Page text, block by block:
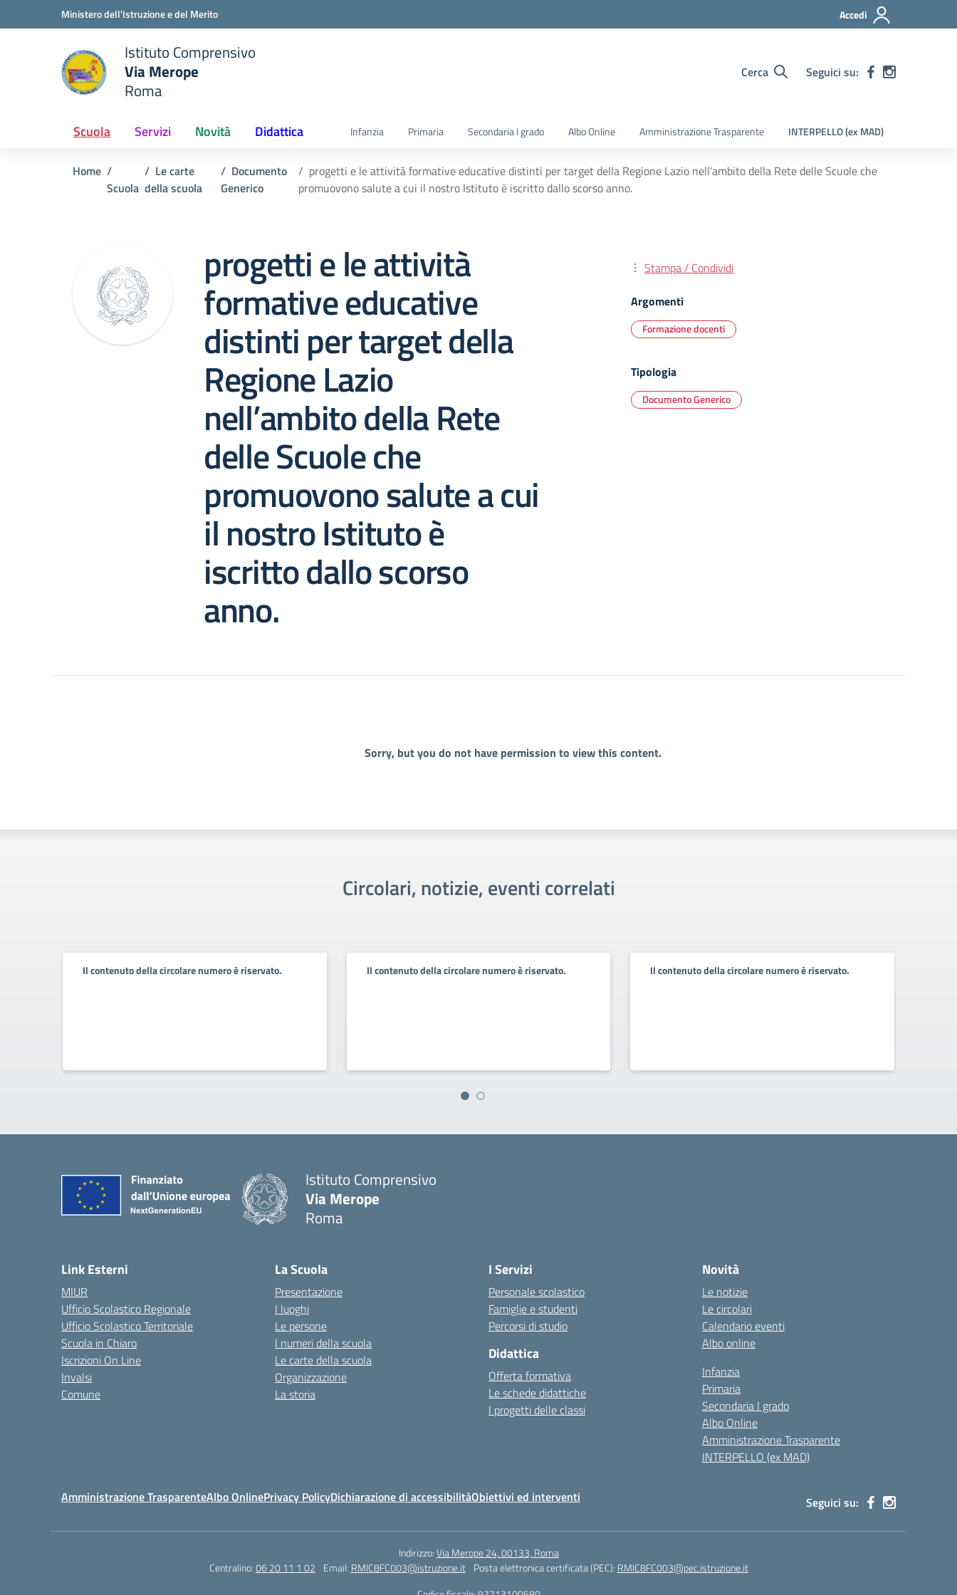
Vai ai contenuti
Vai al menu di navigazioneMinistero dell'Istruzione e del Merito Accedi
scuola
Istituto Comprensivo
Via Merope
Roma
Cerca Seguici su:
Scuola Servizi Novità Didattica Infanzia Primaria Secondaria I grado Albo Online Amministrazione Trasparente INTERPELLO (ex MAD)
Home
Scuola
Le carte
della scuola
Documento
Generico
progetti e le attività formative educative distinti per target della Regione Lazio nell’ambito della Rete delle Scuole che
promuovono salute a cui il nostro Istituto è iscritto dallo scorso anno.
progetti e le attività
formative educative
distinti per target della
Regione Lazio
nell’ambito della Rete
delle Scuole che
promuovono salute a cui
il nostro Istituto è
iscritto dallo scorso
anno.
Stampa / Condividi
Argomenti
Formazione docenti
Tipologia
Documento Generico
Sorry, but you do not have permission to view this content.
Circolari, notizie, eventi correlati
Il contenuto della circolare numero è riservato. Il contenuto della circolare numero è riservato. Il contenuto della circolare numero è riservato.
Istituto Comprensivo
Via Merope
Roma
Link Esterni
MIUR
Ufficio Scolastico Regionale
Ufficio Scolastico Territoriale
Scuola in Chiaro
Iscrizioni On Line
Invalsi
Comune
La Scuola
Presentazione
I luoghi
Le persone
I numeri della scuola
Le carte della scuola
Organizzazione
La storia
I Servizi
Personale scolastico
Famiglie e studenti
Percorsi di studio
Didattica
Offerta formativa
Le schede didattiche
I progetti delle classi
Novità
Le notizie
Le circolari
Calendario eventi
Albo online
Infanzia
Primaria
Secondaria I grado
Albo Online
Amministrazione Trasparente
INTERPELLO (ex MAD)
Amministrazione TrasparenteAlbo OnlinePrivacy PolicyDichiarazione di accessibilitàObiettivi ed interventi Seguici su:
Indirizzo:Via Merope 24, 00133, Roma
Centralino:06 20 11 1 02 Email: RMIC8FC003@istruzione.it Posta elettronica certificata (PEC): RMIC8FC003@pec.istruzione.it